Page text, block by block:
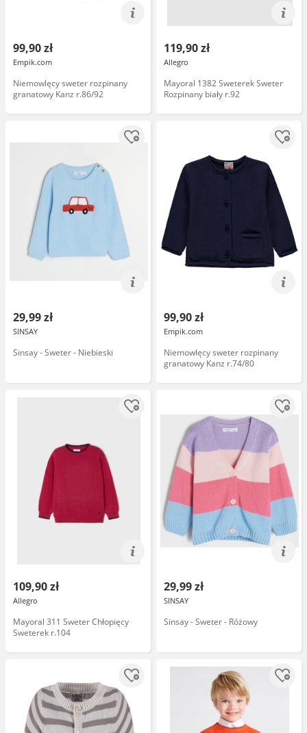
99,90 zł
Empik.com
Niemowlęcy sweter rozpinany
granatowy Kanz r.86/92
119,90 zł
Allegro
Mayoral 1382 Sweterek Sweter
Rozpinany biały r.92
29,99 zł
SINSAY
Sinsay - Sweter - Niebieski
99,90 zł
Empik.com
Niemowlęcy sweter rozpinany
granatowy Kanz r.74/80
109,90 zł
Allegro
Mayoral 311 Sweter Chłopięcy
Sweterek r.104
29,99 zł
SINSAY
Sinsay - Sweter - Różowy